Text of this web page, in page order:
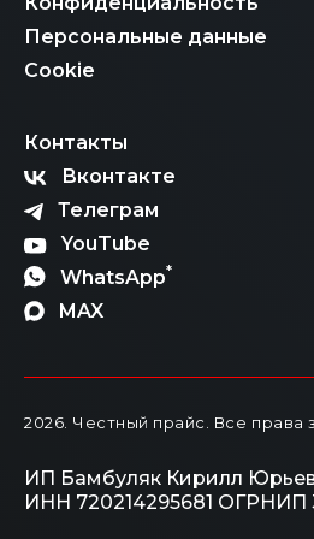
сложный процесс, но с
становится абсолютно
не растеряться в многообразии
просто свяжитесь с нашими
справедливой цене.
Персональные данные
Cookie
Контакты
Вконтакте
Телеграм
YouTube
WhatsApp*
MAX
2026. Честный прайс. Все права
ИП Бамбуляк Кирилл
ИНН 720214295681 ОГРНИП